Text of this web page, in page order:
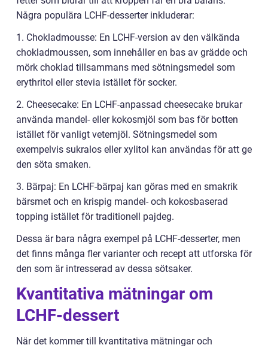
Några populära LCHF-desserter inkluderar:
1. Chokladmousse: En LCHF-version av den välkända
chokladmoussen, som innehåller en bas av grädde och
mörk choklad tillsammans med sötningsmedel som
erythritol eller stevia istället för socker.
2. Cheesecake: En LCHF-anpassad cheesecake brukar
använda mandel- eller kokosmjöl som bas för botten
istället för vanligt vetemjöl. Sötningsmedel som
exempelvis sukralos eller xylitol kan användas för att ge
den söta smaken.
3. Bärpaj: En LCHF-bärpaj kan göras med en smakrik
bärsmet och en krispig mandel- och kokosbaserad
topping istället för traditionell pajdeg.
Dessa är bara några exempel på LCHF-desserter, men
det finns många fler varianter och recept att utforska för
den som är intresserad av dessa sötsaker.
Kvantitativa mätningar om
LCHF-dessert
När det kommer till kvantitativa mätningar och